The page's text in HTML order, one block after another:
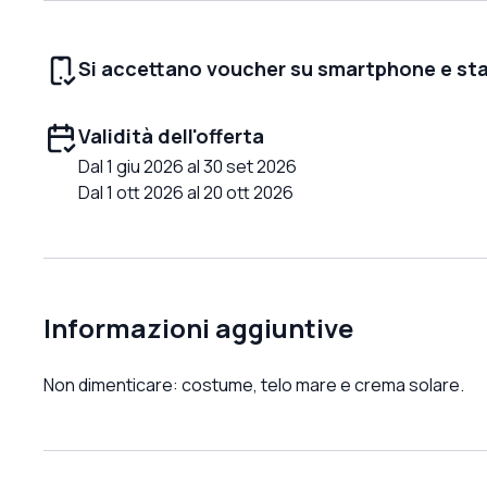
Si accettano voucher su smartphone e
Validità dell'offerta
Dal 1 giu 2026 al 30 set 2026
Dal 1 ott 2026 al 20 ott 2026
Informazioni aggiuntive
Non dimenticare: costume, telo mare e crema solare.